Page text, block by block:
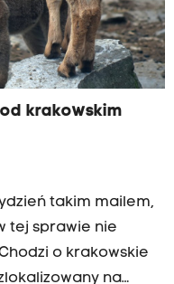
władz
tu był
tu płacę. Gdyby
tam skąd
praca jest, zależy
-
krakowskim
takim mailem,
tej sprawie nie
o krakowskie
na